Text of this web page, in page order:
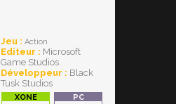
Jeu : Action
Editeur : Microsoft
Game Studios
Développeur : Black
Tusk Studios